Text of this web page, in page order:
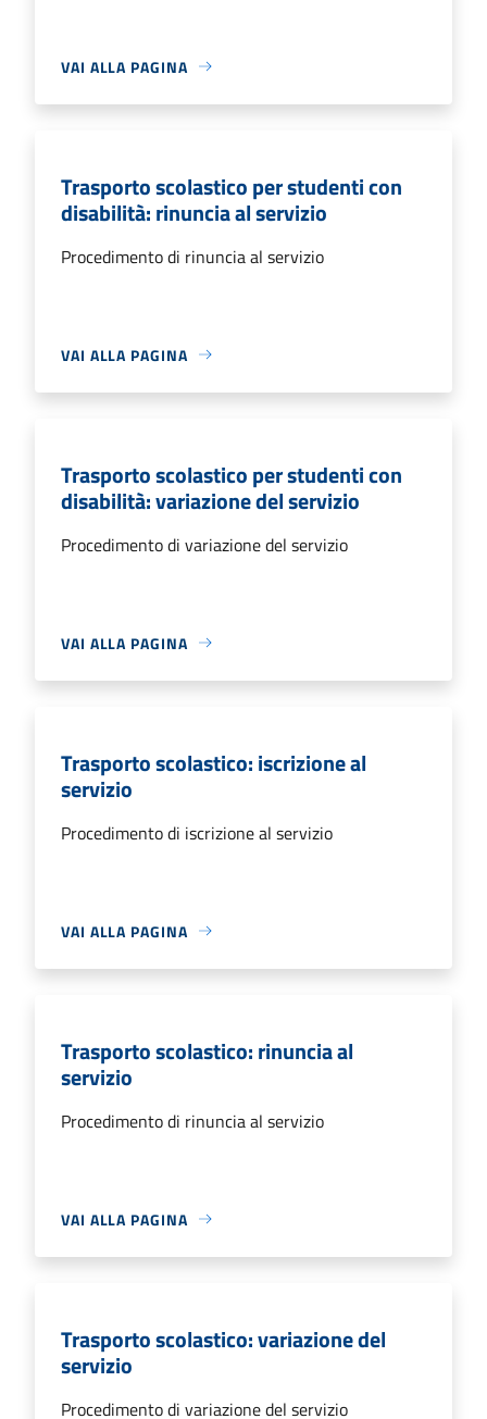
VAI ALLA PAGINA
Trasporto scolastico per studenti con
disabilità: rinuncia al servizio
Procedimento di rinuncia al servizio
VAI ALLA PAGINA
Trasporto scolastico per studenti con
disabilità: variazione del servizio
Procedimento di variazione del servizio
VAI ALLA PAGINA
Trasporto scolastico: iscrizione al
servizio
Procedimento di iscrizione al servizio
VAI ALLA PAGINA
Trasporto scolastico: rinuncia al
servizio
Procedimento di rinuncia al servizio
VAI ALLA PAGINA
Trasporto scolastico: variazione del
servizio
Procedimento di variazione del servizio